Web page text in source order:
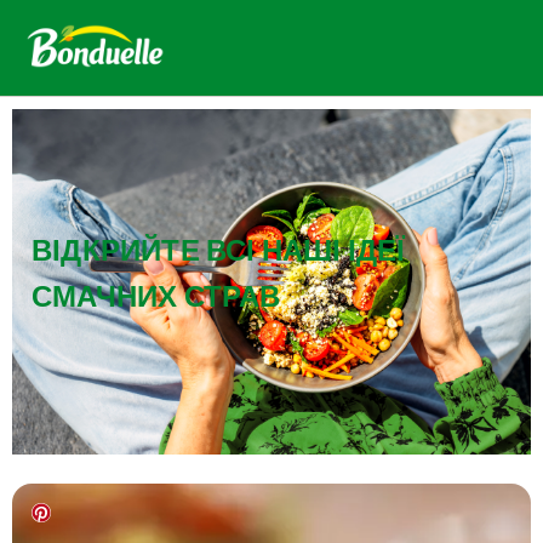
ВІДКРИЙТЕ ВСІ НАШІ ІДЕЇ
СМАЧНИХ СТРАВ